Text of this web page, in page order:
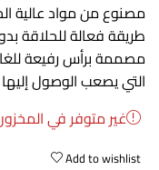
مصنوع من مواد عالية
طريقة فعالة للحلاقة
مصممة برأس رفيعة
التي يصعب الوصول إليها
غير متوفر في
Add to wishlist